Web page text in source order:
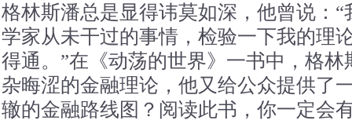
格林斯潘总是显得讳莫如深，他曾说：
学家从未干过的事情，检验一下我的理
得通。”在《动荡的世界》一书中，格
杂晦涩的金融理论，他又给公众提供了
辙的金融路线图？阅读此书，你一定会